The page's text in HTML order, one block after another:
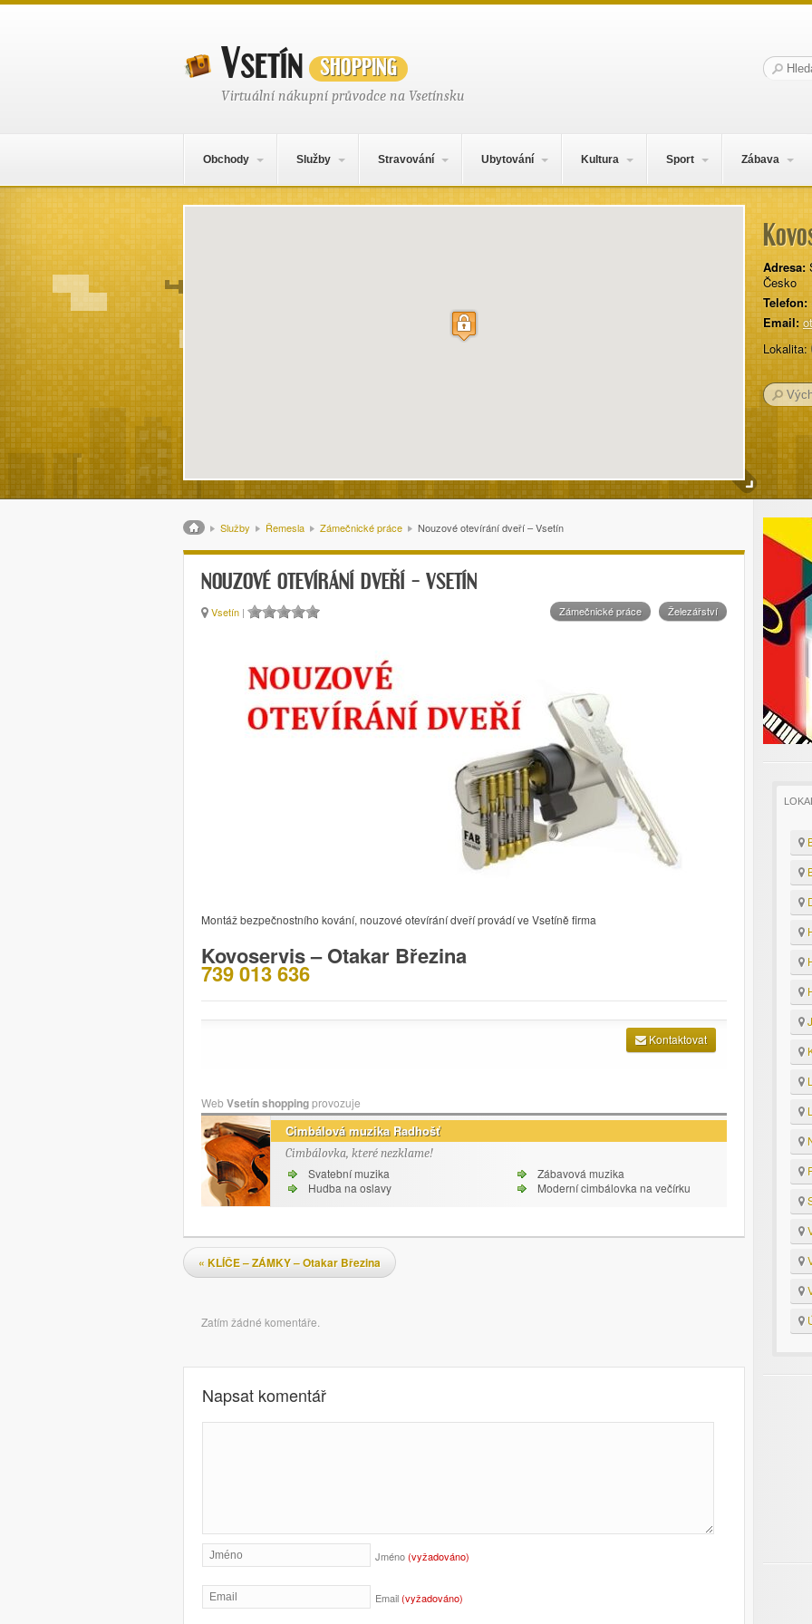
Vsetínshopping
Virtuální nákupní průvodce na Vsetínsku
Hledat:
Obchody Služby Stravování Ubytování Kultura Sport Zábava
Místo
Adresa:
Česko
Telefon:
Email:
Lokalita:
Drobečková navigace
Služby Řemesla Zámečnické práce Nouzové otevírání dveří – Vsetín
NOUZOVÉ OTEVÍRÁNÍ DVEŘÍ – VSETÍN
Vsetín | Zámečnické práce Železářství
Montáž bezpečnostního kování, nouzové otevírání dveří provádí ve Vsetíně firma
Kovoservis – Otakar Březina
739 013 636
Kontaktovat
WebVsetín shoppingprovozuje
Cimbálová muzika Radhošť
Cimbálovka, které nezklame!
Svatební muzika
Hudba na oslavy
Zábavová muzika
Moderní cimbálovka na večírku
Navigace pro příspěvky
« KLÍČE – ZÁMKY – Otakar Březina
Komentáře
Zatím žádné komentáře.
Napsat komentář
Jméno(vyžadováno)
Email(vyžadováno)